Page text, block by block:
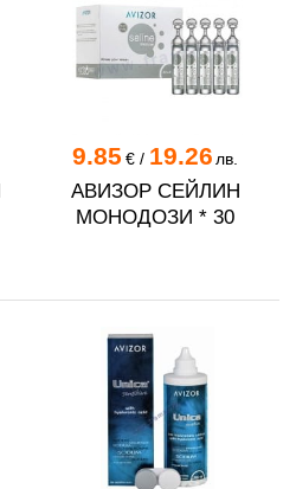
9.85 €/ 19.26 лв.
АВИЗОР СЕЙЛИН
МОНОДОЗИ * 30